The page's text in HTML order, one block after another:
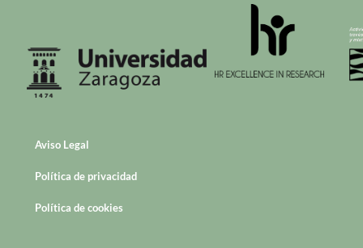
Aviso Legal
Política de privacidad
Política de cookies